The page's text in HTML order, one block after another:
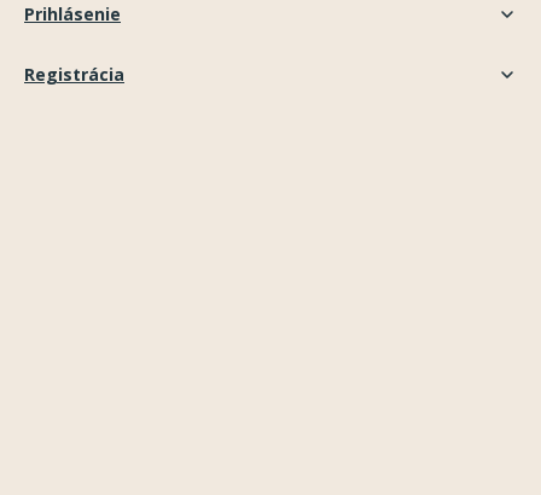
Prihlásenie
Registrácia